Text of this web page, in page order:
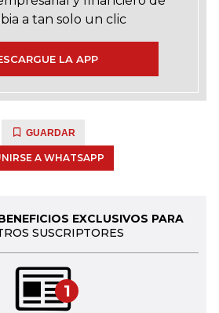
a tan solo un clic
LA APP
GUARDAR
A WHATSAPP
EXCLUSIVOS PARA
SUSCRIPTORES
1